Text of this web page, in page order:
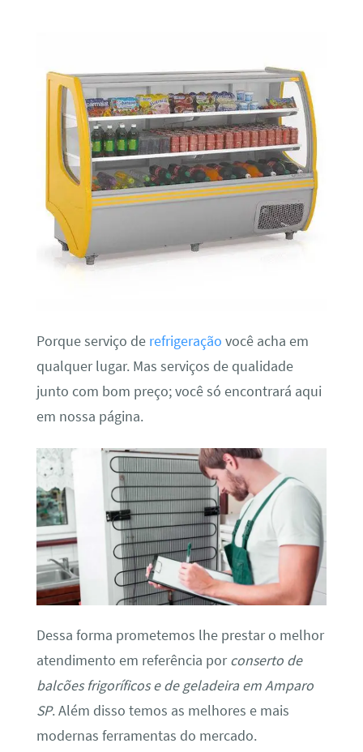
Porque serviço de refrigeração você acha em
qualquer lugar. Mas serviços de qualidade
junto com bom preço; você só encontrará aqui
em nossa página.
Dessa forma prometemos lhe prestar o melhor
atendimento em referência porconserto de
balcões frigoríficos e de geladeira em Amparo
SP. Além disso temos as melhores e mais
modernas ferramentas do mercado.